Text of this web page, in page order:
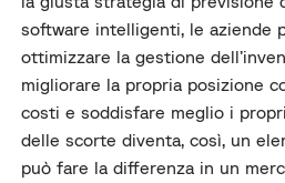
software intelligenti, le aziende
ottimizzare la gestione
migliorare la propria posizione
costi e soddisfare meglio i
delle scorte diventa, così, un
può fare la differenza in un